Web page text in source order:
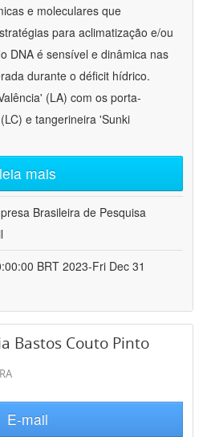
e moleculares que
para aclimatização e/ou
DNA é sensível e dinâmica nas
durante o déficit hídrico.
(LA) com os porta-
e tangerineira 'Sunki
leia mais
Brasileira de Pesquisa
BRT 2023-Fri Dec 31
Bastos Couto Pinto
E-mail